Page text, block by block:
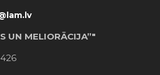
UN MELIORĀCIJA”"